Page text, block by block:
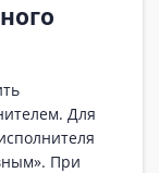
Для
При